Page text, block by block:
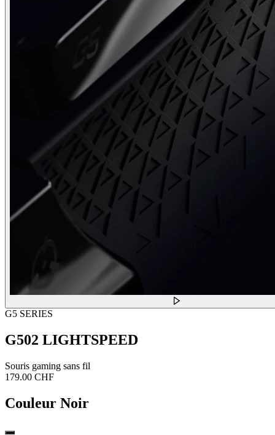
G5 SERIES
G502 LIGHTSPEED
Souris gaming sans fil
179.00 CHF
Couleur Noir